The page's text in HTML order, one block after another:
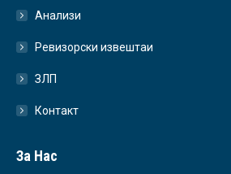
Анализи
Ревизорски извештаи
ЗЛП
Контакт
За Нас